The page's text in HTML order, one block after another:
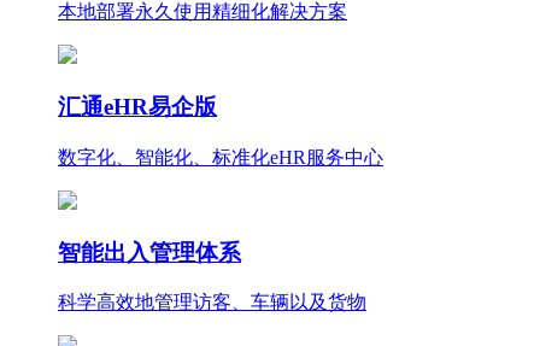
本地部署永久使用精细化解决方案
汇通eHR易企版
数字化、智能化、标准化eHR服务中心
智能出入管理体系
科学高效地管理访客、车辆以及货物